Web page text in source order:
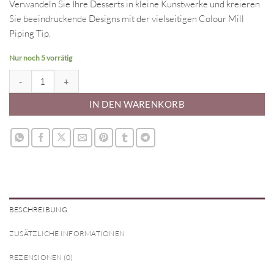
Verwandeln Sie Ihre Desserts in kleine Kunstwerke und kreieren
Sie beeindruckende Designs mit der vielseitigen Colour Mill
Piping Tip.
Nur noch 5 vorrätig
IN DEN WARENKORB
BESCHREIBUNG
ZUSÄTZLICHE INFORMATIONEN
REZENSIONEN (0)